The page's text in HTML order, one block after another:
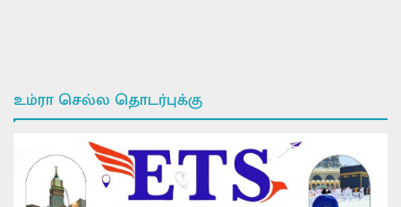
உம்ரா செல்ல தொடர்புக்கு